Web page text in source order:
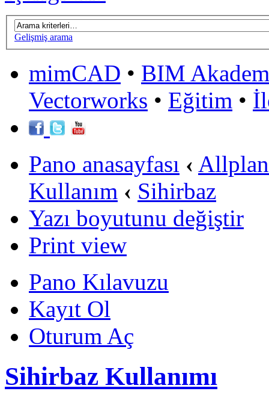
Gelişmiş arama
mimCAD • BIM
Vectorworks • Eğitim •
Pano anasayfası ‹
Kullanım ‹ Sihirbaz
Yazı boyutunu değiştir
Print view
Pano Kılavuzu
Kayıt Ol
Oturum Aç
Sihirbaz Kullanımı